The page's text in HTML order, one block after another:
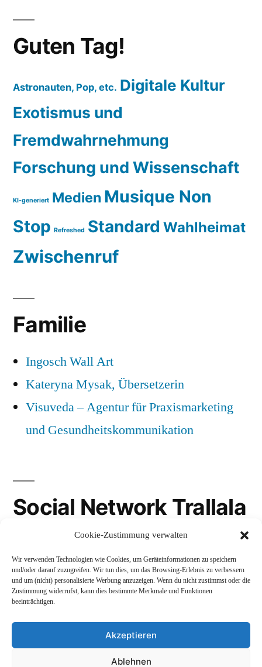
Cookie-Zustimmung verwalten
Wir verwenden Technologien wie Cookies, um Geräteinformationen zu speichern
und/oder darauf zuzugreifen. Wir tun dies, um das Browsing-Erlebnis zu verbessern
und um (nicht) personalisierte Werbung anzuzeigen. Wenn du nicht zustimmst oder die
Zustimmung widerrufst, kann dies bestimmte Merkmale und Funktionen
beeinträchtigen.
Akzeptieren
Ablehnen
Guten Tag!
Astronauten, Pop, etc. Digitale Kultur
Exotismus und
Fremdwahrnehmung
Forschung und Wissenschaft
KI-generiert Medien Musique Non
Stop Refreshed Standard Wahlheimat
Zwischenruf
Familie
Ingosch Wall Art
Kateryna Mysak, Übersetzerin
Visuveda – Agentur für Praxismarketing
und Gesundheitskommunikation
Social Network Trallala
LinkedIn
Mastodon
Stolz präsentiert von WordPress.